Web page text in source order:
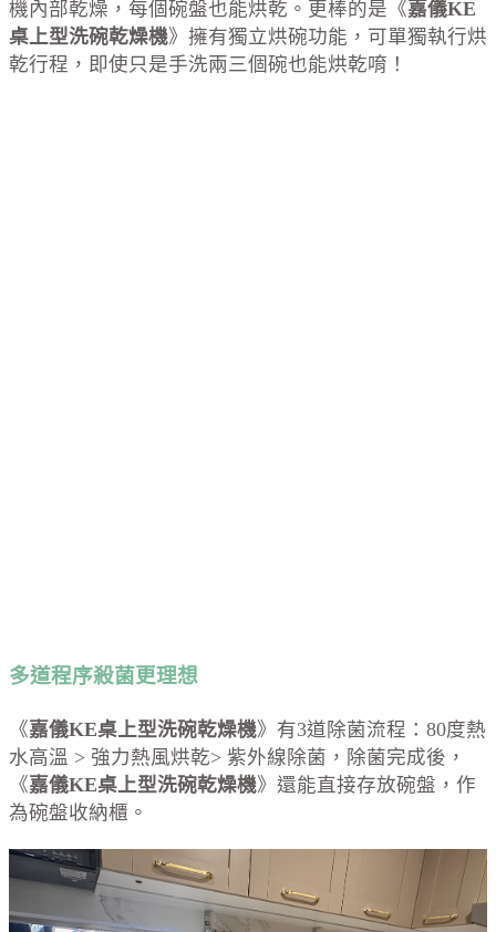
機內部乾燥，每個碗盤也能烘乾。更棒的是《嘉儀KE
桌上型洗碗乾燥機》擁有獨立烘碗功能，可單獨執行烘
乾行程，即使只是手洗兩三個碗也能烘乾唷！
多道程序殺菌更理想
《嘉儀KE桌上型洗碗乾燥機》有3道除菌流程：80度熱
水高溫 > 強力熱風烘乾> 紫外線除菌， 除菌完成後，
《嘉儀KE桌上型洗碗乾燥機》 還能直接存放碗盤，作
為碗盤收納櫃。